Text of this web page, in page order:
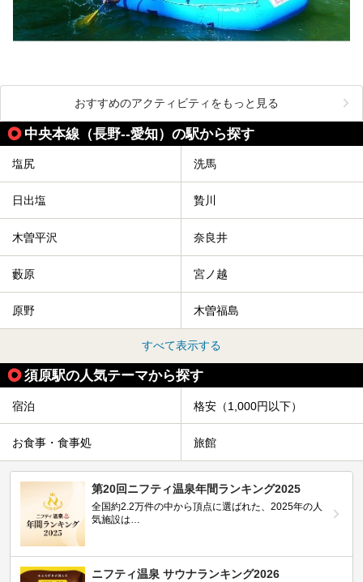
おすすめのアクティビティをもっと見る
中央本線（長野--愛知）の駅から探す
塩尻 洗馬
日出塩 贄川
木曽平沢 奈良井
藪原 宮ノ越
原野 木曽福島
すべて表示する
須原駅の人気テーマから探す
宿泊 格安（1,000円以下）
お食事・食事処 旅館
第20回ニフティ温泉年間ランキング2025
全国約2.2万件の中から頂点に選ばれた、2025年の人
気施設は…
ニフティ温泉 サウナランキング2026